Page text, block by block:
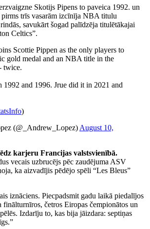
Skotijs Pipens to paveica 1992. un
trīs vasarām izcīnīja NBA titulu
savukārt šogad palīdzēja titulētākajai
Celtics”.
Scottie Pippen as the only players to
gold medal and an NBA title in the
twice.
1992 and 1996. Jrue did it in 2021 and
)
(@_Andrew_Lopez) August 10,
karjeru Francijas valstsvienībā.
vecais uzbrucējs pēc zaudējuma ASV
ka aizvadījis pēdējo spēli “Les Bleus”
iznāciens. Piecpadsmit gadu laikā piedalījos
finālturnīros, četros Eiropas čempionātos un
Izdarīju to, kas bija jāizdara: septiņas